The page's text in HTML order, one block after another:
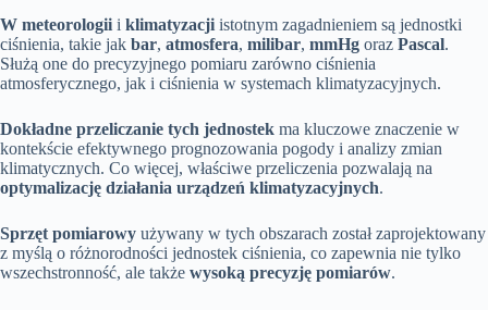
W meteorologii i klimatyzacji istotnym zagadnieniem są jednostki
ciśnienia, takie jak bar, atmosfera, milibar, mmHg oraz Pascal.
Służą one do precyzyjnego pomiaru zarówno ciśnienia
atmosferycznego, jak i ciśnienia w systemach klimatyzacyjnych.
Dokładne przeliczanie tych jednostek ma kluczowe znaczenie w
kontekście efektywnego prognozowania pogody i analizy zmian
klimatycznych. Co więcej, właściwe przeliczenia pozwalają na
optymalizację działania urządzeń klimatyzacyjnych.
Sprzęt pomiarowy używany w tych obszarach został zaprojektowany
z myślą o różnorodności jednostek ciśnienia, co zapewnia nie tylko
wszechstronność, ale także wysoką precyzję pomiarów.